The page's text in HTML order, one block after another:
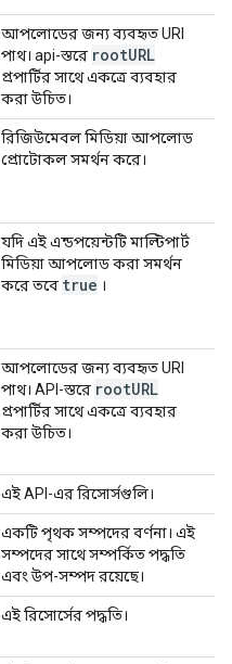
আপলোডের জন্য ব্যবহৃত URI
পাথ। api-স্তরে rootURL
প্রপার্টির সাথে একত্রে ব্যবহার
করা উচিত।
রিজিউমেবল মিডিয়া আপলোড
প্রোটোকল সমর্থন করে।
যদি এই এন্ডপয়েন্টটি মাল্টিপার্ট
মিডিয়া আপলোড করা সমর্থন
করে তবে true ।
আপলোডের জন্য ব্যবহৃত URI
পাথ। API-স্তরে rootURL
প্রপার্টির সাথে একত্রে ব্যবহার
করা উচিত।
এই API-এর রিসোর্সগুলি।
একটি পৃথক সম্পদের বর্ণনা। এই
সম্পদের সাথে সম্পর্কিত পদ্ধতি
এবং উপ-সম্পদ রয়েছে।
এই রিসোর্সের পদ্ধতি।